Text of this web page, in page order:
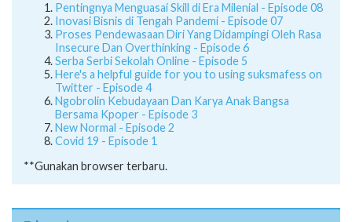
Pentingnya Menguasai Skill di Era Milenial - Episode 08
Inovasi Bisnis di Tengah Pandemi - Episode 07
Proses Pendewasaan Diri Yang Didampingi Oleh Rasa
Insecure Dan Overthinking - Episode 6
Serba Serbi Sekolah Online - Episode 5
Here's a helpful guide for you to using suksmafess on
Twitter - Episode 4
Ngobrolin Kebudayaan Dan Karya Anak Bangsa
Bersama Kpoper - Episode 3
New Normal - Episode 2
Covid 19 - Episode 1
**Gunakan browser terbaru.